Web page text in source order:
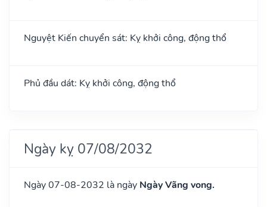
Nguyệt Kiến chuyển sát: Kỵ khởi công, động thổ
Phủ đầu dát: Kỵ khởi công, động thổ
Ngày kỵ 07/08/2032
Ngày 07-08-2032 là ngày Ngày Vãng vong.